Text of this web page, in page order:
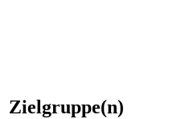
Zielgruppe(n)